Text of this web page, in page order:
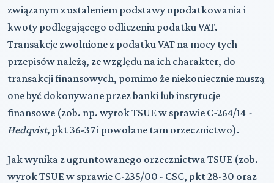
związanym z ustaleniem podstawy opodatkowania i
kwoty podlegającego odliczeniu podatku VAT.
Transakcje zwolnione z podatku VAT na mocy tych
przepisów należą, ze względu na ich charakter, do
transakcji finansowych, pomimo że niekoniecznie muszą
one być dokonywane przez banki lub instytucje
finansowe (zob. np. wyrok TSUE w sprawie C-264/14 -
Hedqvist, pkt 36-37 i powołane tam orzecznictwo).
Jak wynika z ugruntowanego orzecznictwa TSUE (zob.
wyrok TSUE w sprawie C-235/00 - CSC, pkt 28-30 oraz